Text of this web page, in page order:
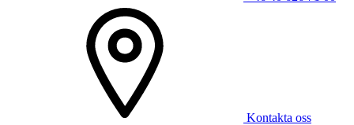
Kontakta oss